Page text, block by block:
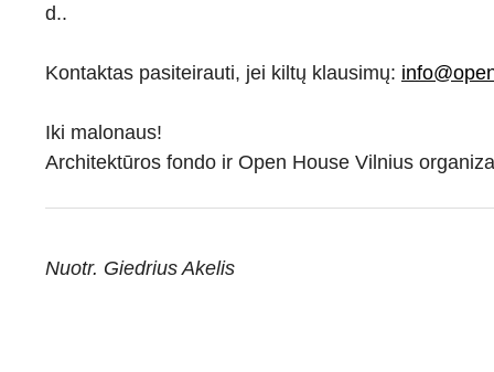
d..
Kontaktas pasiteirauti, jei kiltų klausimų:
Iki malonaus!
Architektūros fondo ir Open House Vilnius
Nuotr. Giedrius Akelis